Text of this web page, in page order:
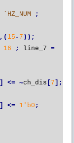
`HZ_NUM
;
,( 15 - 7 ));
16 ; line_7 =
] <= ~ch_dis [ 7 ];
] <= 1'b0 ;